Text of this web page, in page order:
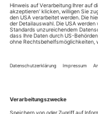
Die Joseph-Roth-
Sturminger
Uraufführungserfolg
Gisela Werbezirk
zu fassen. Dort